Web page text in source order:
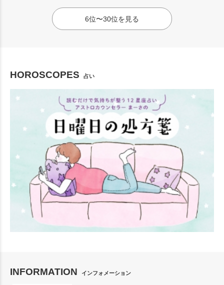
6位〜30位を見る
HOROSCOPES 占い
INFORMATION インフォメーション